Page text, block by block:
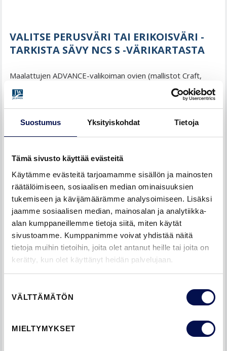
Suostumus Yksityiskohdat Tietoja
Tämä sivusto käyttää evästeitä
Käytämme evästeitä tarjoamamme sisällön ja mainosten
räätälöimiseen, sosiaalisen median ominaisuuksien
tukemiseen ja kävijämäärämme analysoimiseen. Lisäksi
jaamme sosiaalisen median, mainosalan ja analytiikka-
alan kumppaneillemme tietoja siitä, miten käytät
sivustoamme. Kumppanimme voivat yhdistää näitä
tietoja muihin tietoihin, joita olet antanut heille tai joita on
kerätty, kun olet käyttänyt heidän palvelujaan.
valinta
VÄLTTÄMÄTÖN
MIELTYMYKSET
VALITSE PERUSVÄRI TAI ERIKOISVÄRI -
TARKISTA SÄVY NCS S -VÄRIKARTASTA
Maalattujen ADVANCE-valikoiman ovien (mallistot Craft,
Steady, Stable, Unique, Fire ja Sound) väri on valittavissa
vakio- ja perusväreistä: vakiovalkoinen, puhtaanvalkoinen,
helmenharmaa. Voit myös määritellä väriksi minkä tahansa
sävyttämisen tuhansiin eri väreihin. NCS S -värikarttoja saa
tai painetuista esitteistä katsottaessa. Valitse aina
lopullinen väri NCS S -värikartasta siinä ympäristössä ja
niissä olosuhteissa, joihin väri valitaan.